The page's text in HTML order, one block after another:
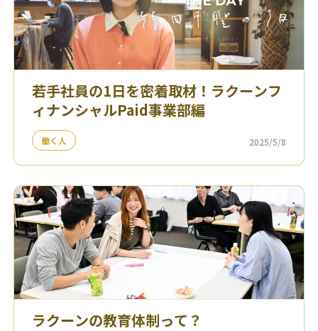
若手社員の1日を密着取材！ラクーンフ
ィナンシャルPaid事業部編
働く人 2025/5/8
ラクーンの教育体制って？